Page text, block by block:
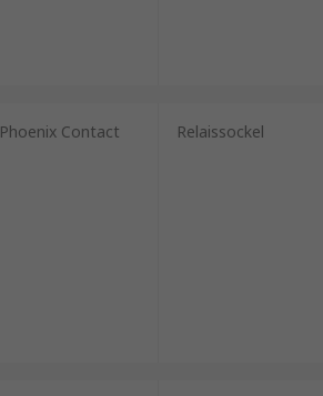
Phoenix Contact Relaissockel